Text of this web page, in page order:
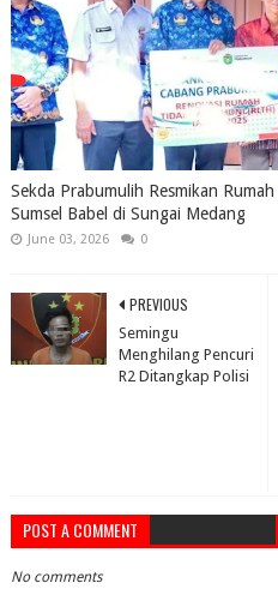
Sekda Prabumulih Resmikan
Sumsel Babel di Sungai Medang
June 03, 2026 0
PREVIOUS
Semingu
Menghilang Pencuri
R2 Ditangkap Polisi
POST A COMMENT
No comments